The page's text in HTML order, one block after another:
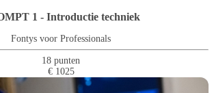
1 - Introductie techniek
Fontys voor Professionals
18 punten
€ 1025